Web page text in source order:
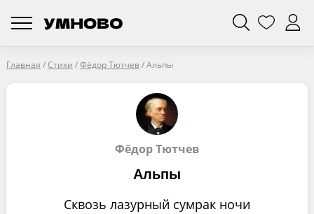
Главная /Стихи /Фёдор Тютчев/Альпы
Фёдор Тютчев
Альпы
Сквозь лазурный сумрак ночи